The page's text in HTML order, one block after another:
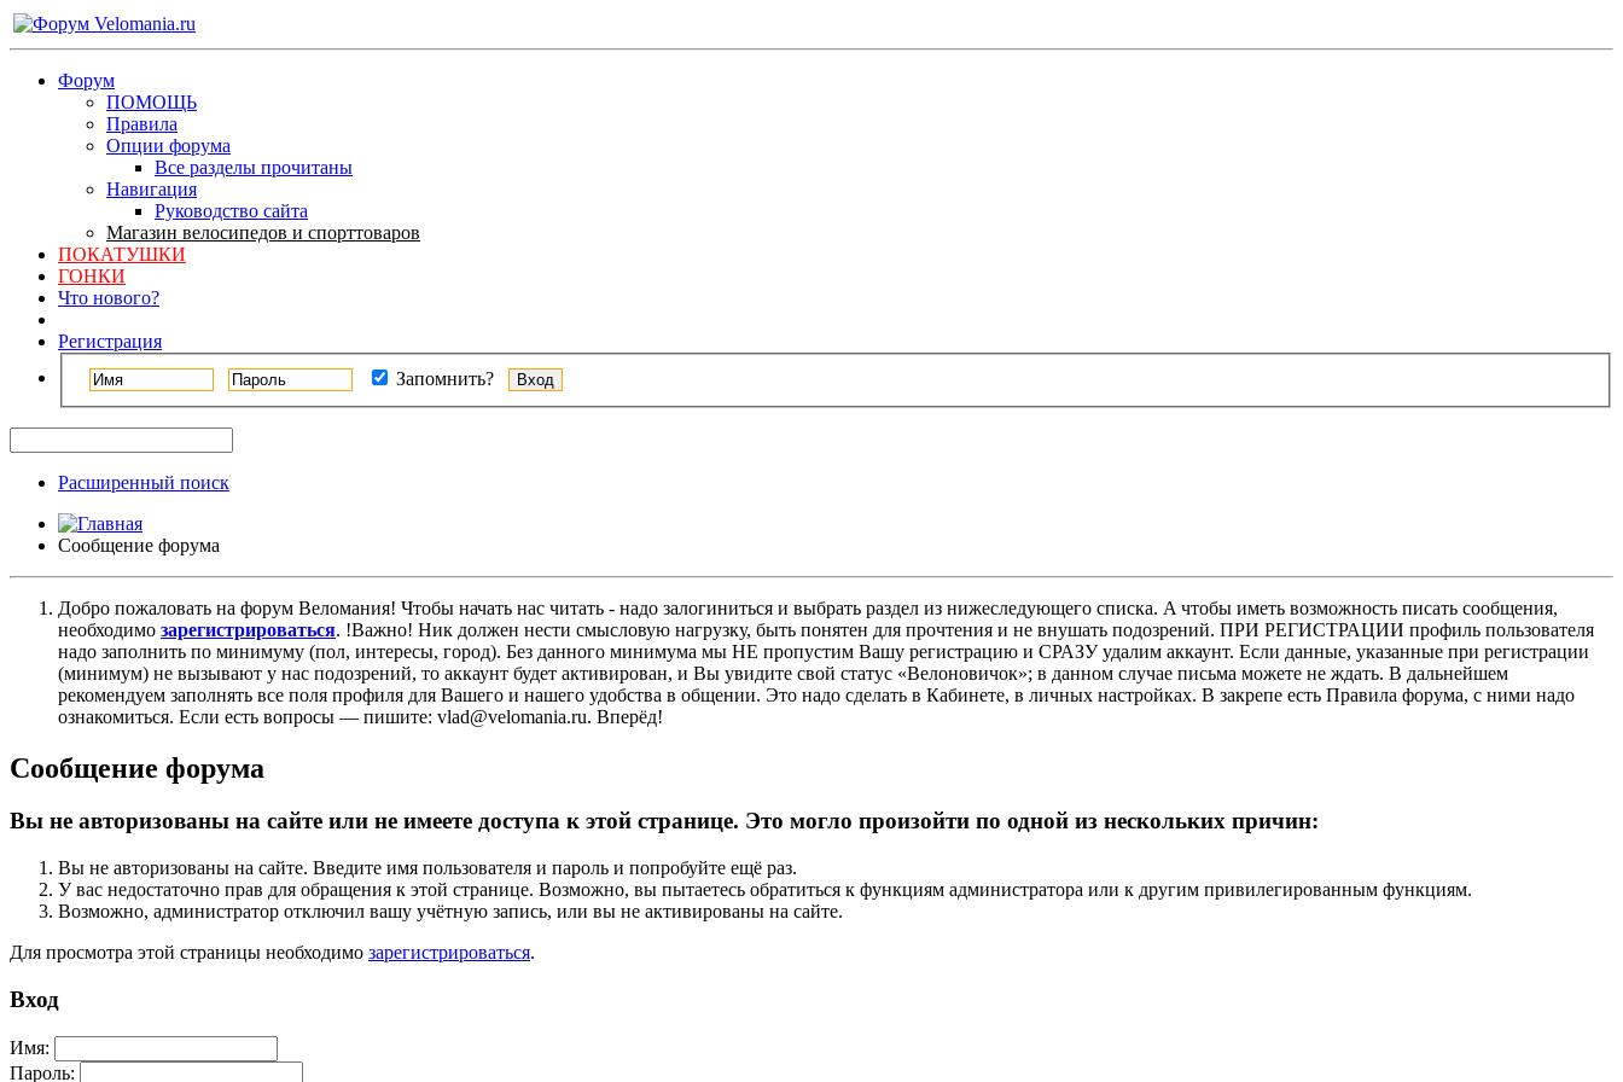
Форум
ПОМОЩЬ
Правила
Опции форума
Все разделы прочитаны
Навигация
Руководство сайта
Магазин велосипедов и спорттоваров
ПОКАТУШКИ
ГОНКИ
Что нового?
Регистрация
Запомнить?
Расширенный поиск
Сообщение форума
Добро пожаловать на форум Веломания! Чтобы начать нас читать - надо залогиниться и выбрать раздел из нижеследующего списка. A чтобы иметь возможность писать сообщения,
необходимо зарегистрироваться. !Важно! Ник должен нести смысловую нагрузку, быть понятен для прочтения и не внушать подозрений. ПРИ РЕГИСТРАЦИИ профиль пользователя
надо заполнить по минимуму (пол, интересы, город). Без данного минимума мы НЕ пропустим Вашу регистрацию и СРАЗУ удалим аккаунт. Если данные, указанные при регистрации
(минимум) не вызывают у нас подозрений, то аккаунт будет активирован, и Вы увидите свой статус «Велоновичок»; в данном случае письма можете не ждать. В дальнейшем
рекомендуем заполнять все поля профиля для Вашего и нашего удобства в общении. Это надо сделать в Кабинете, в личных настройках. В закрепе есть Правила форума, с ними надо
ознакомиться. Если есть вопросы — пишите: vlad@velomania.ru. Вперёд!
Сообщение форума
Вы не авторизованы на сайте или не имеете доступа к этой странице. Это могло произойти по одной из нескольких причин:
Вы не авторизованы на сайте. Введите имя пользователя и пароль и попробуйте ещё раз.
У вас недостаточно прав для обращения к этой странице. Возможно, вы пытаетесь обратиться к функциям администратора или к другим привилегированным функциям.
Возможно, администратор отключил вашу учётную запись, или вы не активированы на сайте.
Для просмотра этой страницы необходимо зарегистрироваться.
Вход
Имя:
Пароль: